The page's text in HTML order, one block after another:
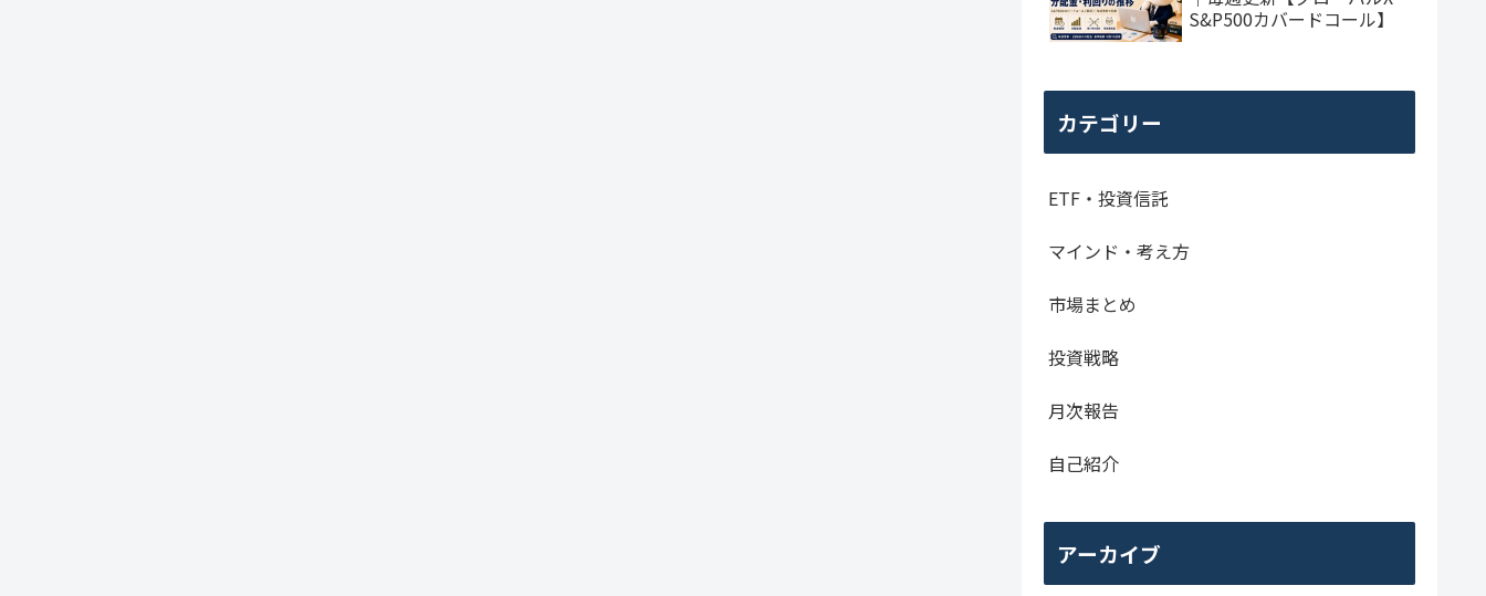
S&P500カバードコール】
カテゴリー
ETF・投資信託
マインド・考え方
市場まとめ
投資戦略
月次報告
自己紹介
アーカイブ